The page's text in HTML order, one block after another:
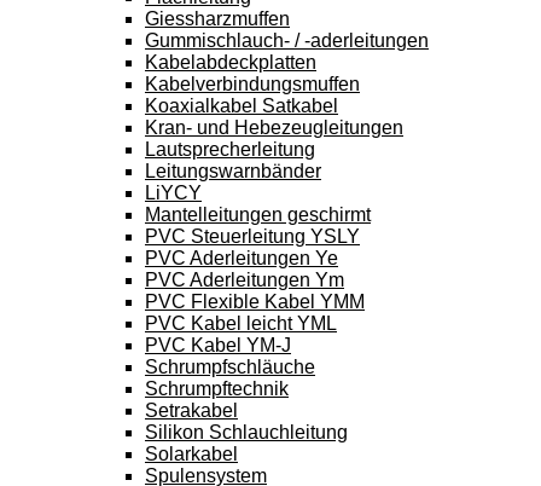
Giessharzmuffen
Gummischlauch- / -aderleitungen
Kabelabdeckplatten
Kabelverbindungsmuffen
Koaxialkabel Satkabel
Kran- und Hebezeugleitungen
Lautsprecherleitung
Leitungswarnbänder
LiYCY
Mantelleitungen geschirmt
PVC Steuerleitung YSLY
PVC Aderleitungen Ye
PVC Aderleitungen Ym
PVC Flexible Kabel YMM
PVC Kabel leicht YML
PVC Kabel YM-J
Schrumpfschläuche
Schrumpftechnik
Setrakabel
Silikon Schlauchleitung
Solarkabel
Spulensystem